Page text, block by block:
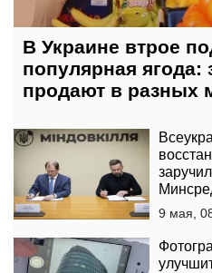
В Украине втрое
популярная ягода:
продают в разных
9 мая,